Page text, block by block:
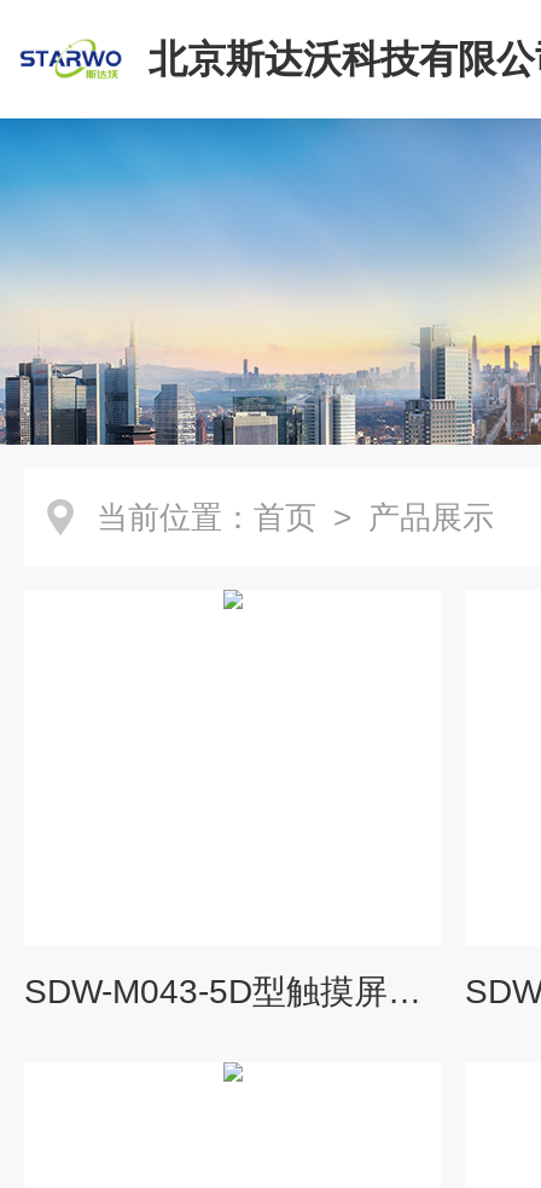
北京斯达沃科技有限
当前位置： 首页 > 产品展示
SDW-M043-5D型触摸屏简支梁冲击试验机 SDW-M043-5D